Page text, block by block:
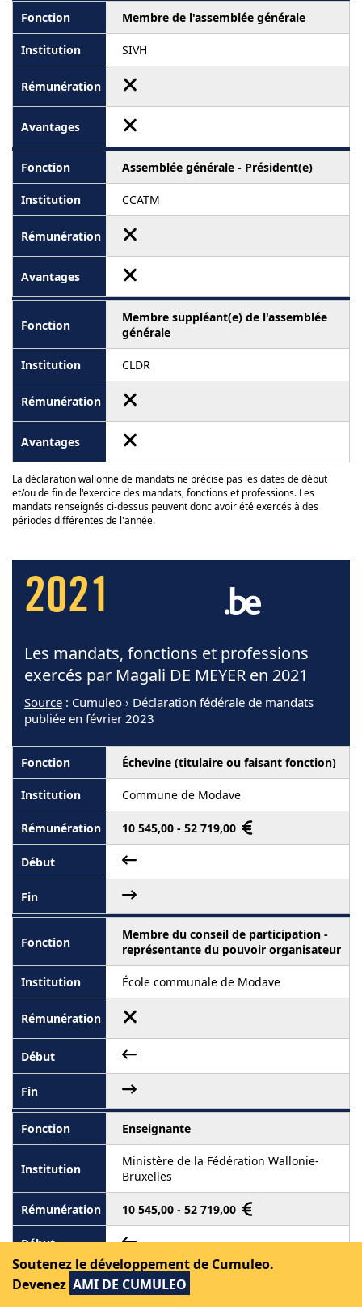
Membre de l'assemblée générale
SIVH
Assemblée générale - Président(e)
CCATM
Membre suppléant(e) de l'assemblée
générale
CLDR
La déclaration wallonne de mandats ne précise pas les dates de début
et/ou de fin de l'exercice des mandats, fonctions et professions. Les
mandats renseignés ci-dessus peuvent donc avoir été exercés à des
périodes différentes de l'année.
2021
Les mandats, fonctions et professions
exercés par Magali DE MEYER en 2021
Source : Cumuleo › Déclaration fédérale de mandats
publiée en février 2023
Échevine (titulaire ou faisant fonction)
Commune de Modave
10 545,00 - 52 719,00
Membre du conseil de participation -
représentante du pouvoir organisateur
École communale de Modave
Enseignante
Ministère de la Fédération Wallonie-
Bruxelles
10 545,00 - 52 719,00
Soutenez le développement de Cumuleo.
Devenez AMI DE CUMULEO